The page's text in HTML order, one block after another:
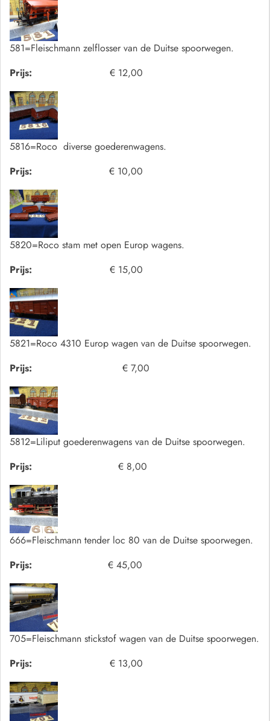
581=Fleischmann zelflosser van de Duitse spoorwegen.
Prijs:
€ 12,00
5816=Roco diverse goederenwagens.
Prijs:
€ 10,00
5820=Roco stam met open Europ wagens.
Prijs:
€ 15,00
5821=Roco 4310 Europ wagen van de Duitse spoorwegen.
Prijs:
€ 7,00
5812=Liliput goederenwagens van de Duitse spoorwegen.
Prijs:
€ 8,00
666=Fleischmann tender loc 80 van de Duitse spoorwegen.
Prijs:
€ 45,00
705=Fleischmann stickstof wagen van de Duitse spoorwegen.
Prijs:
€ 13,00